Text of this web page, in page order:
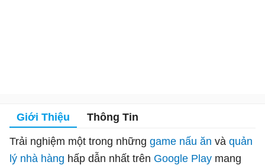
Giới Thiệu Thông Tin
Trải nghiệm một trong những game nấu ăn và quản
lý nhà hàng hấp dẫn nhất trên Google Play mang